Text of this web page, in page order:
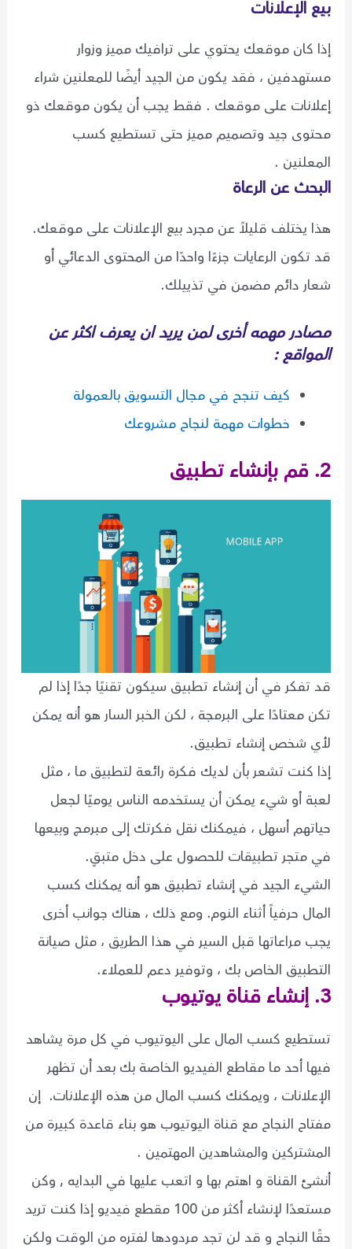
بيع الإعلانات
إذا كان موقعك يحتوي على ترافيك مميز وزوار
مستهدفين ، فقد يكون من الجيد أيضًا للمعلنين شراء
إعلانات على موقعك . فقط يجب أن يكون موقعك ذو
محتوى جيد وتصميم مميز حتى تستطيع كسب
المعلنين .
البحث عن الرعاة
هذا يختلف قليلاً عن مجرد بيع الإعلانات على موقعك.
قد تكون الرعايات جزءًا واحدًا من المحتوى الدعائي أو
شعار دائم مضمن في تذييلك.
مصادر مهمه أخرى لمن يريد ان يعرف اكثر عن
المواقع :
كيف تنجح في مجال التسويق بالعمولة
خطوات مهمة لنجاح مشروعك
2. قم بإنشاء تطبيق
قد تفكر في أن إنشاء تطبيق سيكون تقنيًا جدًا إذا لم
تكن معتادًا على البرمجة ، لكن الخبر السار هو أنه يمكن
لأي شخص إنشاء تطبيق.
إذا كنت تشعر بأن لديك فكرة رائعة لتطبيق ما ، مثل
لعبة أو شيء يمكن أن يستخدمه الناس يوميًا لجعل
حياتهم أسهل ، فيمكنك نقل فكرتك إلى مبرمج وبيعها
في متجر تطبيقات للحصول على دخل متبقٍ.
الشيء الجيد في إنشاء تطبيق هو أنه يمكنك كسب
المال حرفياً أثناء النوم. ومع ذلك ، هناك جوانب أخرى
يجب مراعاتها قبل السير في هذا الطريق ، مثل صيانة
التطبيق الخاص بك ، وتوفير دعم للعملاء.
3. إنشاء قناة يوتيوب
تستطيع كسب المال على اليوتيوب في كل مرة يشاهد
فيها أحد ما مقاطع الفيديو الخاصة بك بعد أن تظهر
الإعلانات ، ويمكنك كسب المال من هذه الإعلانات. إن
مفتاح النجاح مع قناة اليوتيوب هو بناء قاعدة كبيرة من
المشتركين والمشاهدين المهتمين .
أنشئ القناة و اهتم بها و اتعب عليها في البدايه , وكن
مستعدًا لإنشاء أكثر من 100 مقطع فيديو إذا كنت تريد
حقًا النجاح و قد لن تجد مردودها لفتره من الوقت ولكن